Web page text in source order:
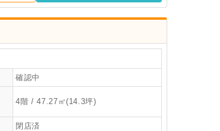
確認中
4階 / 47.27㎡(14.3坪)
閉店済